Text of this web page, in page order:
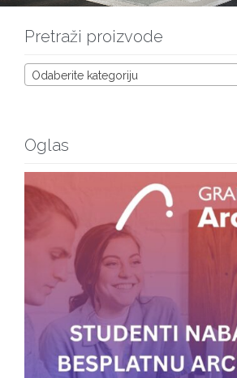
Pretraži proizvode
Odaberite kategoriju
Oglas